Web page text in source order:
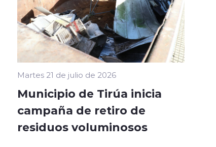
Martes 21 de julio de 2026
Municipio de Tirúa inicia
campaña de retiro de
residuos voluminosos